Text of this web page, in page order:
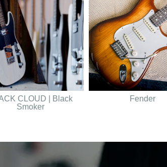
CLOUD | Black
Smoker
Fender